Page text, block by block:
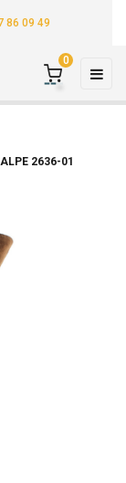
86 09 49
☰
0
ALPE 2636-01